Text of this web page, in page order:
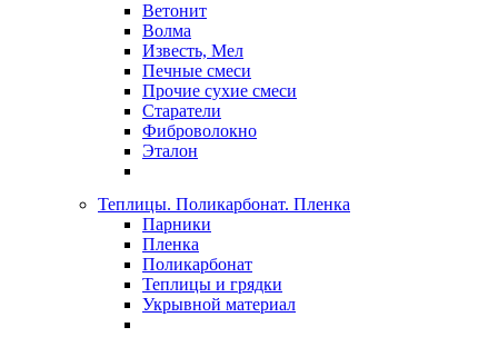
Ветонит
Волма
Известь, Мел
Печные смеси
Прочие сухие смеси
Старатели
Фиброволокно
Эталон
Теплицы. Поликарбонат. Пленка
Парники
Пленка
Поликарбонат
Теплицы и грядки
Укрывной материал